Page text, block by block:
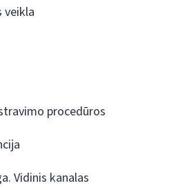
veikla
procedūros
Vidinis kanalas